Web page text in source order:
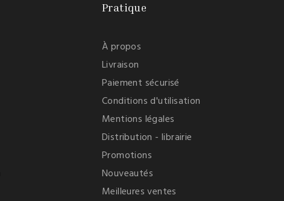
Pratique
À propos
Livraison
Paiement sécurisé
Conditions d'utilisation
Mentions légales
Distribution - librairie
Promotions
Nouveautés
Meilleures ventes